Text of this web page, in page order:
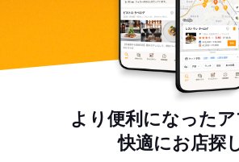
より便利になった
快適にお店探